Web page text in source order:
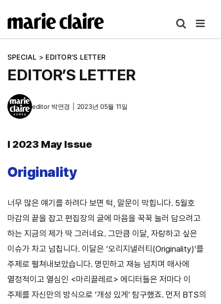
텐
건SPECIAL > EDITOR'S LETTER
EDITOR’S LETTER
editor 박연경 2023년 05월 11일
I 2023 May Issue
Originality
너무 많은 얘기를 하려다 보면 턱, 말문이 막힙니다. 5월호
마감의 끝을 잡고 편집장의 글에 마음을 꾹꾹 눌러 담으려고
하는 지금의 제가 딱 그러네요. 그만큼 이달, 자랑하고 싶은
이슈가 차고 넘칩니다. 이달은 ‘오리지낼러티(Originality)’를
주제로 펼쳐내보았습니다. 명민하고 재능 넘치며 매사에
열정적이고 열심인 <마리끌레르> 에디터들은 저마다 이
주제를 자신만의 방식으로 ‘개성 있게’ 탐구했죠. 먼저 BTS의